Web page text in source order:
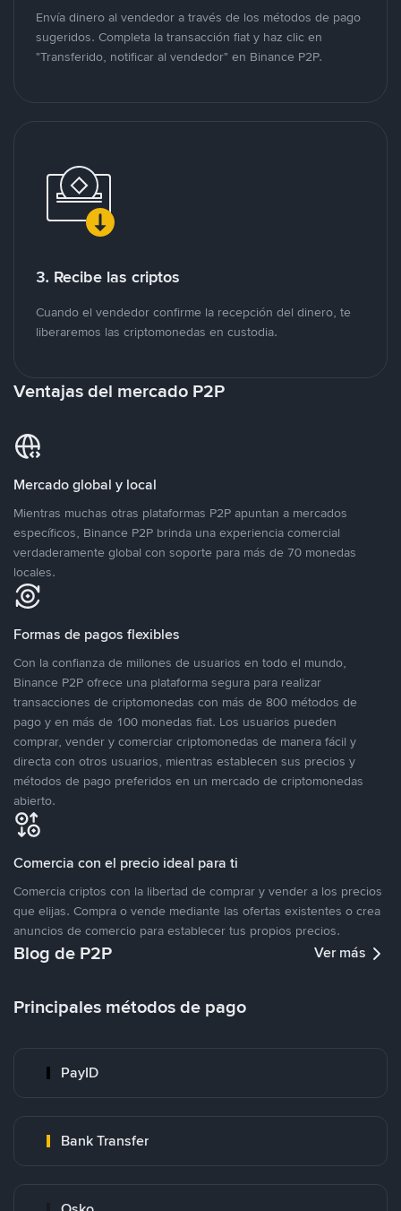
Envía dinero al vendedor a través de los métodos de pago
sugeridos. Completa la transacción fiat y haz clic en
"Transferido, notificar al vendedor" en Binance P2P.
3. Recibe las criptos
Cuando el vendedor confirme la recepción del dinero, te
liberaremos las criptomonedas en custodia.
Ventajas del mercado P2P
Mercado global y local
Mientras muchas otras plataformas P2P apuntan a mercados
específicos, Binance P2P brinda una experiencia comercial
verdaderamente global con soporte para más de 70 monedas
locales.
Formas de pagos flexibles
Con la confianza de millones de usuarios en todo el mundo,
Binance P2P ofrece una plataforma segura para realizar
transacciones de criptomonedas con más de 800 métodos de
pago y en más de 100 monedas fiat. Los usuarios pueden
comprar, vender y comerciar criptomonedas de manera fácil y
directa con otros usuarios, mientras establecen sus precios y
métodos de pago preferidos en un mercado de criptomonedas
abierto.
Comercia con el precio ideal para ti
Comercia criptos con la libertad de comprar y vender a los precios
que elijas. Compra o vende mediante las ofertas existentes o crea
anuncios de comercio para establecer tus propios precios.
Blog de P2P Ver más
Principales métodos de pago
PayID
Bank Transfer